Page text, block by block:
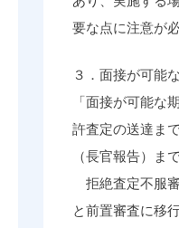
要な点に注意が
３．面接が可能
「面接が可能な
許査定の送達ま
（長官報告）ま
拒絶査定不服
と前置審査に移